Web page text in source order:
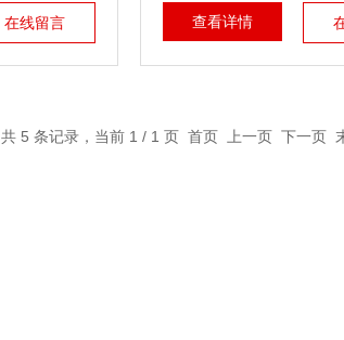
在线留言 查看详情
共 5 条记录，当前 1 / 1 页 首页 上一页 下一页